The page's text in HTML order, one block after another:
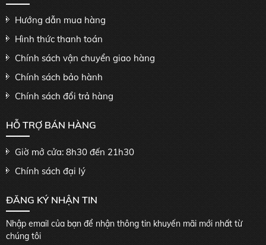
Hướng dẫn mua hàng
Hình thức thanh toán
Chính sách vận chuyển giao hàng
Chính sách bảo hành
Chính sách đổi trả hàng
HỖ TRỢ BÁN HÀNG
Giờ mở cửa: 8h30 đến 21h30
Chính sách đại lý
ĐĂNG KÝ NHẬN TIN
Nhập email của bạn để nhận thông tin khuyến mãi mới nhất từ
chúng tôi